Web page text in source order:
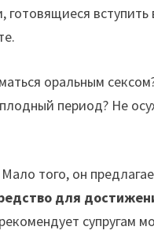
вступить
оральным
период? Не
того, он
для
супругам